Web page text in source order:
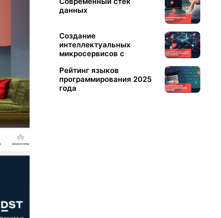
данных
Создание
интеллектуальных
микросервисов с
Services
Рейтинг языков
программирования 2025
года